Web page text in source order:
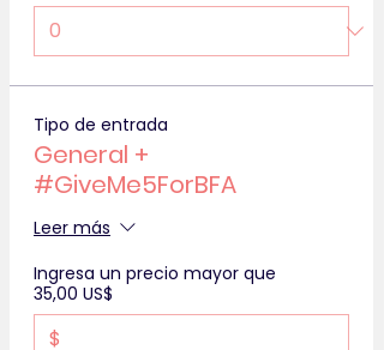
Tipo de entrada
General +
#GiveMe5ForBFA
Leer más
Ingresa un precio mayor que
35,00 US$
$